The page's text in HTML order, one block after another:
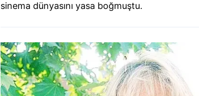
sinema dünyasını yasa boğmuştu.